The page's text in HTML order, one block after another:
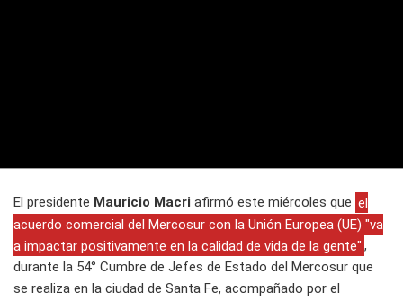
El presidente Mauricio Macri afirmó este miércoles que el
acuerdo comercial del Mercosur con la Unión Europea (UE) "va
a impactar positivamente en la calidad de vida de la gente" ,
durante la 54° Cumbre de Jefes de Estado del Mercosur que
se realiza en la ciudad de Santa Fe, acompañado por el